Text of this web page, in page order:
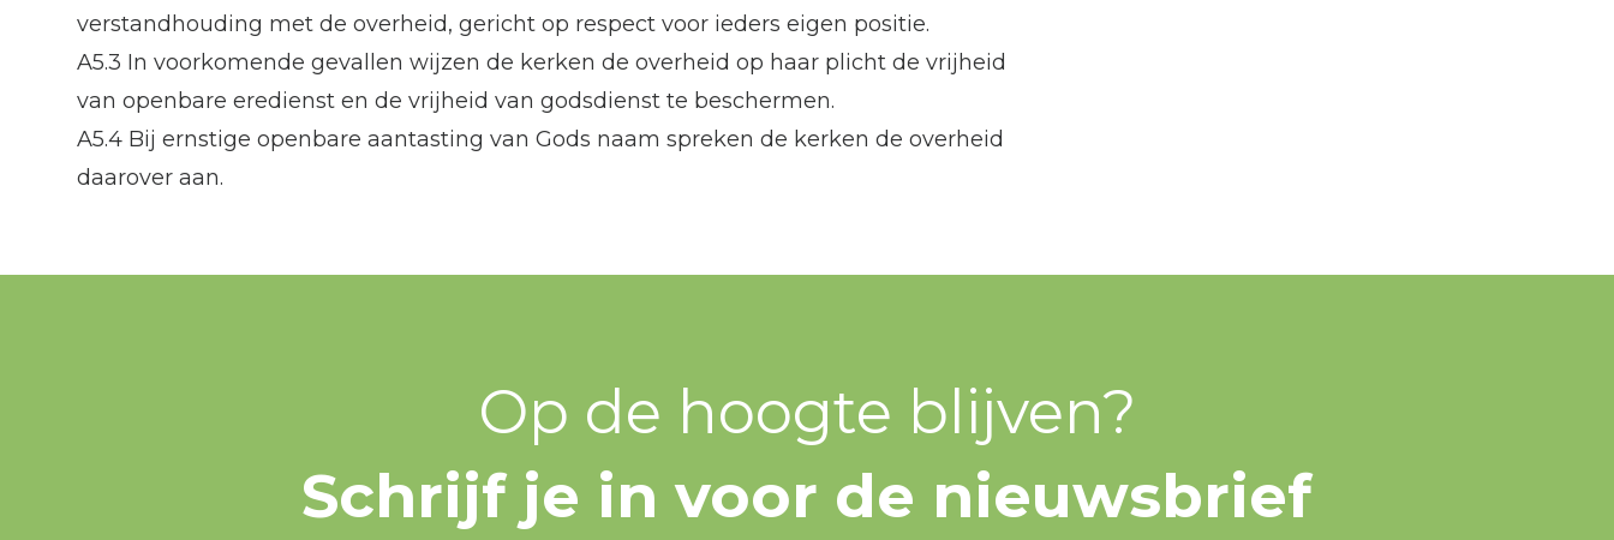
verstandhouding met de overheid, gericht op respect voor ieders eigen positie.
A5.3 In voorkomende gevallen wijzen de kerken de overheid op haar plicht de vrijheid
van openbare eredienst en de vrijheid van godsdienst te beschermen.
A5.4 Bij ernstige openbare aantasting van Gods naam spreken de kerken de overheid
daarover aan.
Op de hoogte blijven?
Schrijf je in voor de nieuwsbrief